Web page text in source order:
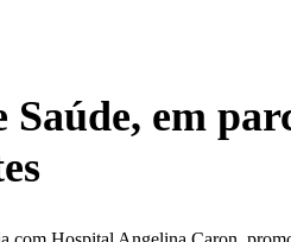
Saúde, em